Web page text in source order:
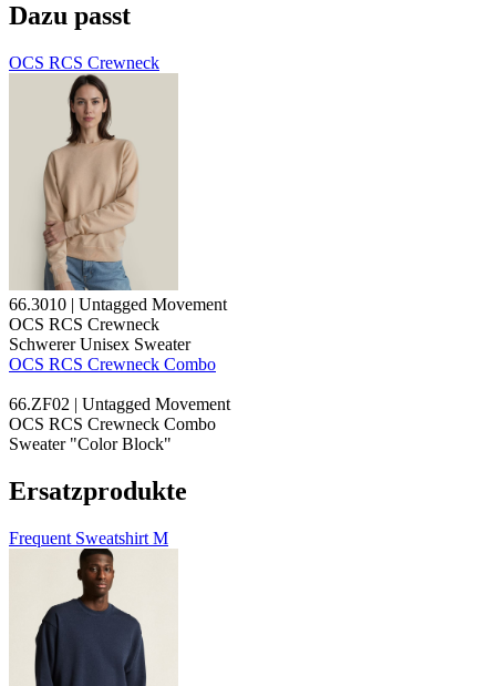
Dazu passt
OCS RCS Crewneck
66.3010 | Untagged Movement
OCS RCS Crewneck
Schwerer Unisex Sweater
OCS RCS Crewneck Combo
66.ZF02 | Untagged Movement
OCS RCS Crewneck Combo
Sweater "Color Block"
Ersatzprodukte
Frequent Sweatshirt M